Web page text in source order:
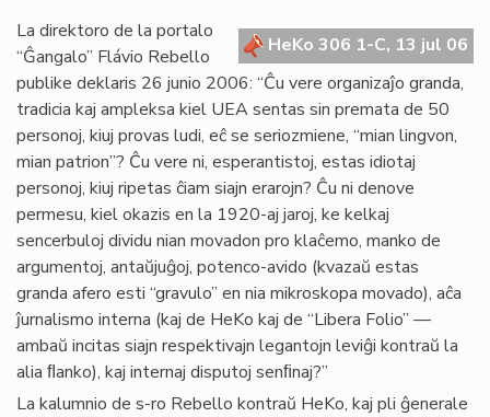
HeKo 306 1-C, 13 jul 06
La direktoro de la portalo
“Ĝangalo” Flávio Rebello
publike deklaris 26 junio 2006: “Ĉu vere organizaĵo granda,
tradicia kaj ampleksa kiel UEA sentas sin premata de 50
personoj, kiuj provas ludi, eĉ se seriozmiene, “mian lingvon,
mian patrion”? Ĉu vere ni, esperantistoj, estas idiotaj
personoj, kiuj ripetas ĉiam siajn erarojn? Ĉu ni denove
permesu, kiel okazis en la 1920-aj jaroj, ke kelkaj
sencerbuloj dividu nian movadon pro klaĉemo, manko de
argumentoj, antaŭjuĝoj, potenco-avido (kvazaŭ estas
granda afero esti “gravulo” en nia mikroskopa movado), aĉa
ĵurnalismo interna (kaj de HeKo kaj de “Libera Folio” —
ambaŭ incitas siajn respektivajn legantojn leviĝi kontraŭ la
alia ﬂanko), kaj internaj disputoj senﬁnaj?”
La kalumnio de s-ro Rebello kontraŭ HeKo, kaj pli ĝenerale